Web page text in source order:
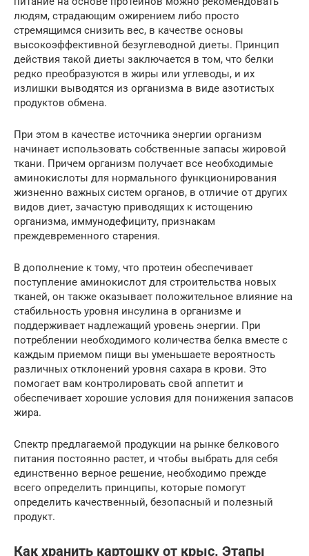
людям, страдающим ожирением либо просто
стремящимся снизить вес, в качестве основы
высокоэффективной безуглеводной диеты. Принцип
действия такой диеты заключается в том, что белки
редко преобразуются в жиры или углеводы, и их
излишки выводятся из организма в виде азотистых
продуктов обмена.
При этом в качестве источника энергии организм
начинает использовать собственные запасы жировой
ткани. Причем организм получает все необходимые
аминокислоты для нормального функционирования
жизненно важных систем органов, в отличие от других
видов диет, зачастую приводящих к истощению
организма, иммунодефициту, признакам
преждевременного старения.
В дополнение к тому, что протеин обеспечивает
поступление аминокислот для строительства новых
тканей, он также оказывает положительное влияние на
стабильность уровня инсулина в организме и
поддерживает надлежащий уровень энергии. При
потреблении необходимого количества белка вместе с
каждым приемом пищи вы уменьшаете вероятность
различных отклонений уровня сахара в крови. Это
помогает вам контролировать свой аппетит и
обеспечивает хорошие условия для понижения запасов
жира.
Спектр предлагаемой продукции на рынке белкового
питания постоянно растет, и чтобы выбрать для себя
единственно верное решение, необходимо прежде
всего определить принципы, которые помогут
определить качественный, безопасный и полезный
продукт.
Как хранить картошку от крыс. Этапы